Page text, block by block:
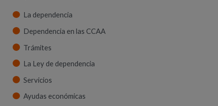
La dependencia
Dependencia en las CCAA
Trámites
La Ley de dependencia
Servicios
Ayudas económicas